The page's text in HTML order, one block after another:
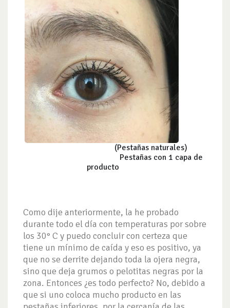
(Pestañas naturales)
Pestañas con 1 capa de
producto
Como dije anteriormente, la he probado
durante todo el día con temperaturas por sobre
los 30° C y puedo concluir con certeza que
tiene un mínimo de caída y eso es positivo, ya
que no se derrite dejando toda la ojera negra,
sino que deja grumos o pelotitas negras por la
zona. Entonces ¿es todo perfecto? No, debido a
que si uno coloca mucho producto en las